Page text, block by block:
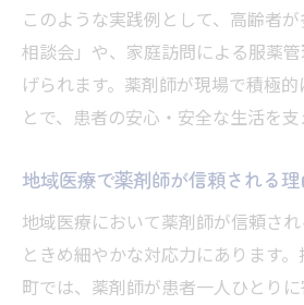
このような実践例として、高齢者
相談会」や、家庭訪問による服薬
げられます。薬剤師が現場で積極
とで、患者の安心・安全な生活を支
地域医療で薬剤師が信頼される
地域医療において薬剤師が信頼さ
ときめ細やかな対応力にあります
町では、薬剤師が患者一人ひとり